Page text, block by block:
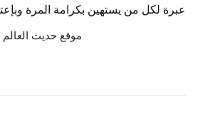
عبرة لکل من يستهين بکرامة المرة
موقع حديث العالم